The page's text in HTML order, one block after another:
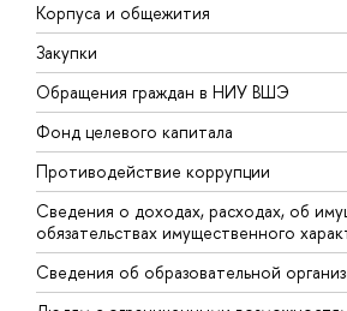
Корпуса и общежития
Закупки
Обращения граждан в НИУ ВШЭ
Фонд целевого капитала
Противодействие коррупции
Сведения о доходах, расходах, об
обязательствах имущественного
Сведения об образовательной